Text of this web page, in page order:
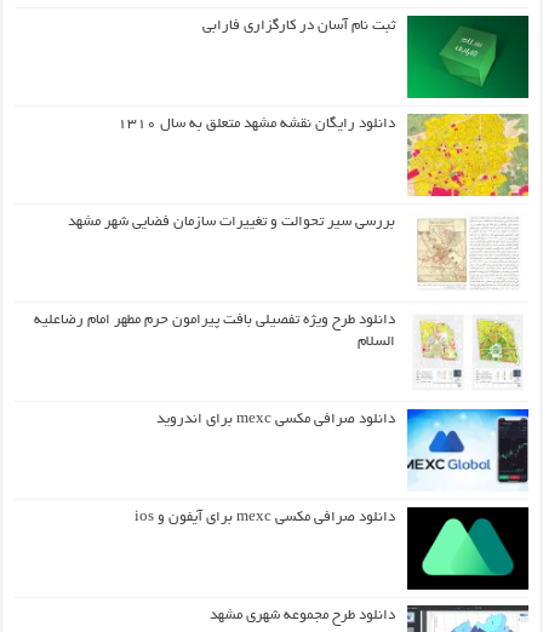
ثبت نام آسان در کارگزاری فارابی
دانلود رایگان نقشه مشهد متعلق به سال ۱۳۱۰
بررسی سیر تحوالت و تغییرات سازمان فضایی شهر مشهد
دانلود طرح ويژه تفصيلي بافت پيرامون حرم مطهر امام رضاعليه
السلام
دانلود صرافی مکسی mexc برای اندروید
دانلود صرافی مکسی mexc برای آیفون و ios
دانلود طرح مجموعه شهری مشهد